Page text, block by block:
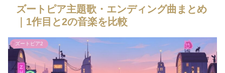
ズートピア主題歌・エンディング曲まとめ
｜1作目と2の音楽を比較
ズートピア2